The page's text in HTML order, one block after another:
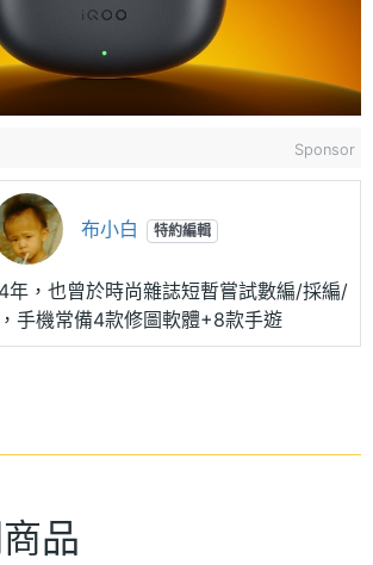
Sponsor
布小白 特約編輯
年，也曾於時尚雜誌短暫嘗試數編/採編/
手機常備4款修圖軟體+8款手遊
品